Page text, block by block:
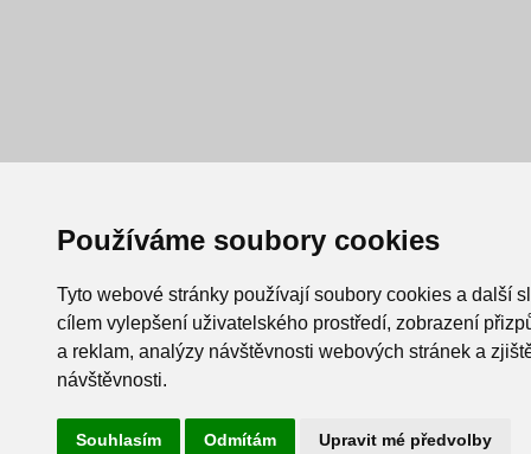
Používáme soubory cookies
Tyto webové stránky používají soubory cookies a další
cílem vylepšení uživatelského prostředí, zobrazení
a reklam, analýzy návštěvnosti webových stránek a
návštěvnosti.
Souhlasím Odmítám Upravit mé předvolby